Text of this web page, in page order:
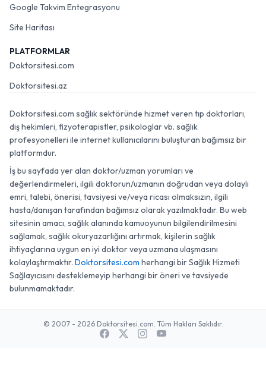
Google Takvim Entegrasyonu
Site Haritası
PLATFORMLAR
Doktorsitesi.com
Doktorsitesi.az
Doktorsitesi.com sağlık sektöründe hizmet veren tıp doktorları,
diş hekimleri, fizyoterapistler, psikologlar vb. sağlık
profesyonelleri ile internet kullanıcılarını buluşturan bağımsız bir
platformdur.
İş bu sayfada yer alan doktor/uzman yorumları ve
değerlendirmeleri, ilgili doktorun/uzmanın doğrudan veya dolaylı
emri, talebi, önerisi, tavsiyesi ve/veya ricası olmaksızın, ilgili
hasta/danışan tarafından bağımsız olarak yazılmaktadır. Bu web
sitesinin amacı, sağlık alanında kamuoyunun bilgilendirilmesini
sağlamak, sağlık okuryazarlığını artırmak, kişilerin sağlık
ihtiyaçlarına uygun en iyi doktor veya uzmana ulaşmasını
kolaylaştırmaktır. Doktorsitesi.com herhangi bir Sağlık Hizmeti
Sağlayıcısını desteklemeyip herhangi bir öneri ve tavsiyede
bulunmamaktadır.
© 2007 - 2026 Doktorsitesi.com. Tüm Hakları Saklıdır.